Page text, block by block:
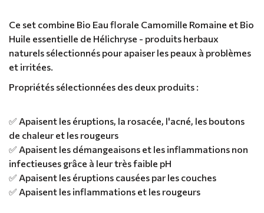
Ce set combine Bio Eau florale Camomille Romaine et Bio
Huile essentielle de Hélichryse - produits herbaux
naturels sélectionnés pour apaiser les peaux à problèmes
et irritées.
Propriétés sélectionnées des deux produits :
✅ Apaisent les éruptions, la rosacée, l'acné, les boutons
de chaleur et les rougeurs
✅ Apaisent les démangeaisons et les inflammations non
infectieuses grâce à leur très faible pH
✅ Apaisent les éruptions causées par les couches
✅ Apaisent les inflammations et les rougeurs